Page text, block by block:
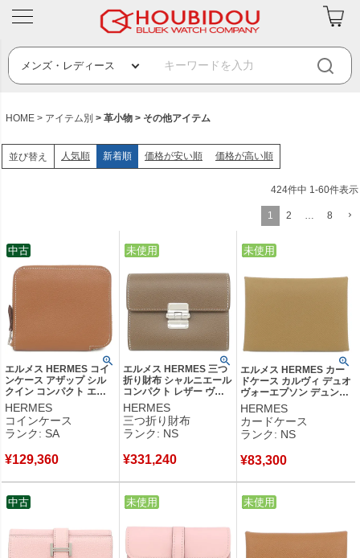
HOME アイテム別 革小物 その他アイテム
並び替え 人気順 新着順 価格が安い順 価格が高い順
424件中 1-60件表示
1 2 … 8
エルメス HERMES コイ
ンケース アザップ シル
クイン コンパクト エバ
ーカラー ゴールド シル
バー金具 茶 2024年製 W
【箱】 【中古】新品同様
品
HERMES
コインケース
ランク: SA
¥129,360
中古
エルメス HERMES 三つ
折り財布 シャルニエール
コンパクト レザー ヴォ
ーマダム エトゥープ シ
ルバー金具 新品 未使用
グレージュ 2025年製 K
【箱】 【中古】未使用保
HERMES
三つ折り財布
ランク: NS
¥331,240
中古
未使用
エルメス HERMES カー
ドケース カルヴィ デュオ
ヴォーエプソン デュンヌ
シルバー金具 新品 未使用
フラグメントケース
2025年製 K 【箱】 【中
古】未使用保管品
HERMES
カードケース
ランク: NS
¥83,300
中古
未使用
中古 中古
未使用 中古
未使用